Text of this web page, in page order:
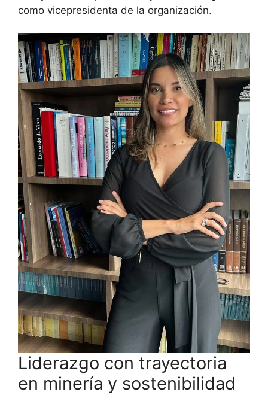
como vicepresidenta de la organización.
Liderazgo con trayectoria
en minería y sostenibilidad